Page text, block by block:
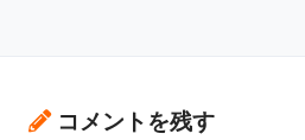
コメントを残す